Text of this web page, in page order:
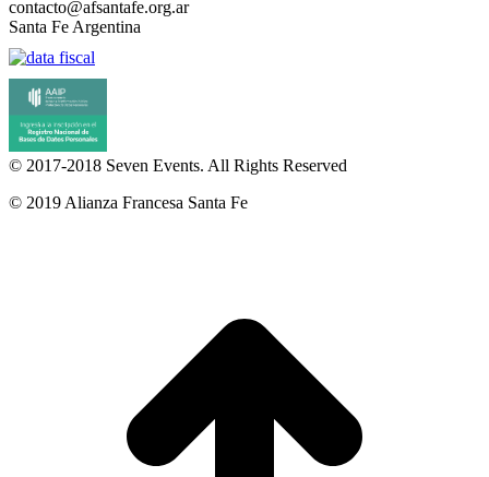
contacto@afsantafe.org.ar
Santa Fe Argentina
© 2017-2018 Seven Events. All Rights Reserved
© 2019 Alianza Francesa Santa Fe